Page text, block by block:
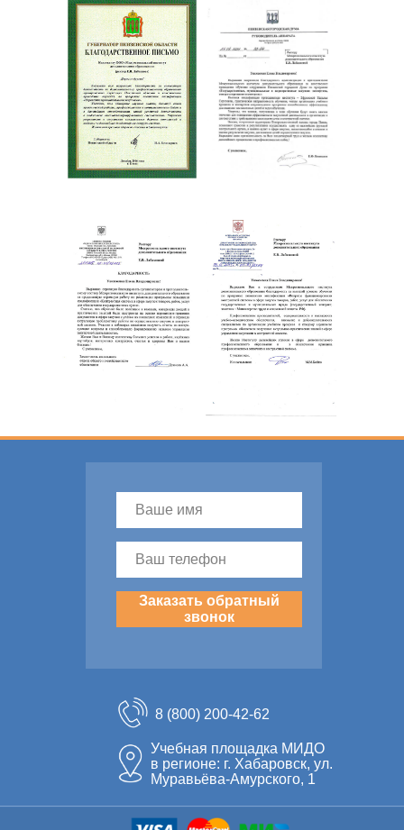
8 (800) 200-42-62
Учебная площадка МИДО
в регионе: г. Хабаровск, ул.
Муравьёва-Амурского, 1
Заказать обратный
звонок